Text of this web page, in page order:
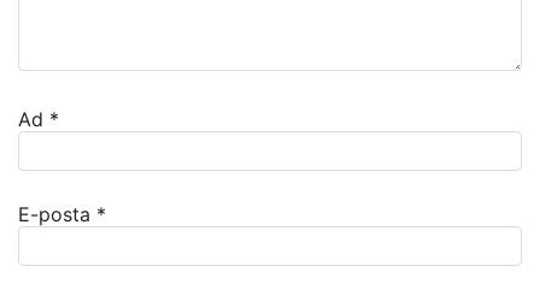
Ad *
E-posta *